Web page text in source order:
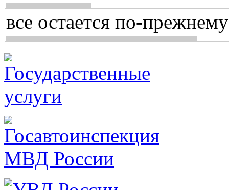
все остается по-